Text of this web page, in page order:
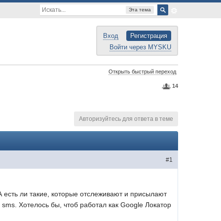
Эта тема
Вход
Регистрация
Войти через MYSKU
Открыть быстрый переход
14
Авторизуйтесь для ответа в теме
#1
ли такие, которые отслеживают и присылают
Хотелось бы, чтоб работал как Google Локатор